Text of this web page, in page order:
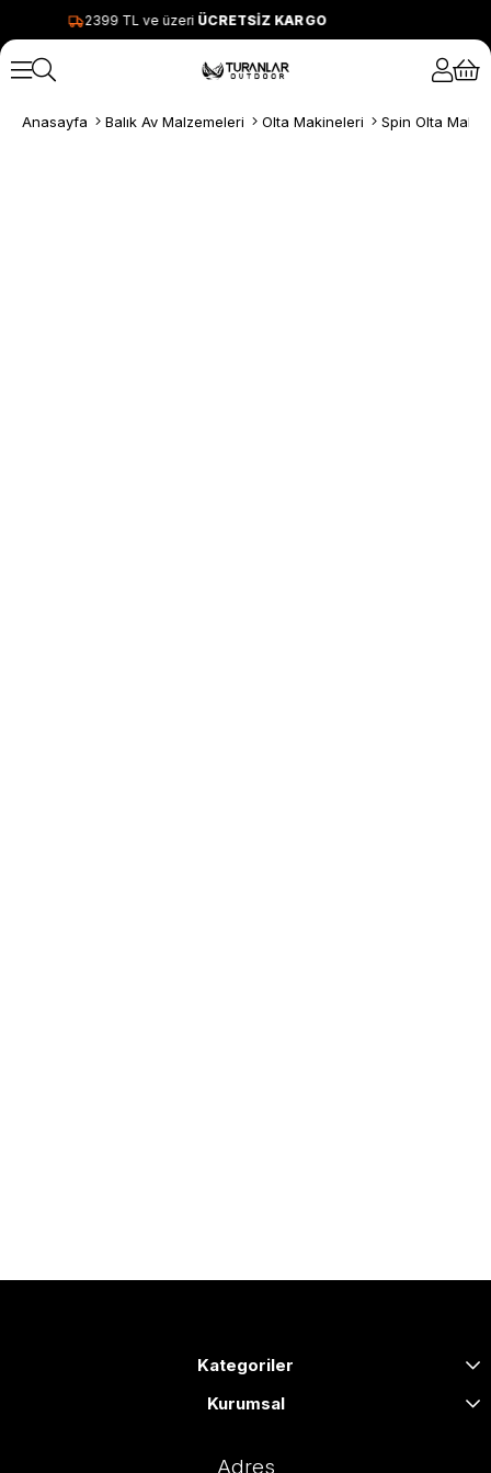
2399 TL ve üzeriÜCRETSİZ KARGO
Anasayfa Balık Av Malzemeleri Olta Makineleri Spin Olta
Kategoriler
Kurumsal
Adres